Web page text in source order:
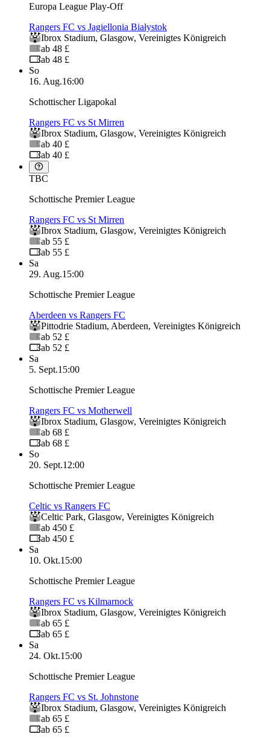
Europa League Play-Off
Rangers FC vs Jagiellonia Białystok
Ibrox Stadium, Glasgow, Vereinigtes Königreich
ab 48 £
ab 48 £
So
16. Aug.16:00
Schottischer Ligapokal
Rangers FC vs St Mirren
Ibrox Stadium, Glasgow, Vereinigtes Königreich
ab 40 £
ab 40 £
TBC
Schottische Premier League
Rangers FC vs St Mirren
Ibrox Stadium, Glasgow, Vereinigtes Königreich
ab 55 £
ab 55 £
Sa
29. Aug.15:00
Schottische Premier League
Aberdeen vs Rangers FC
Pittodrie Stadium, Aberdeen, Vereinigtes Königreich
ab 52 £
ab 52 £
Sa
5. Sept.15:00
Schottische Premier League
Rangers FC vs Motherwell
Ibrox Stadium, Glasgow, Vereinigtes Königreich
ab 68 £
ab 68 £
So
20. Sept.12:00
Schottische Premier League
Celtic vs Rangers FC
Celtic Park, Glasgow, Vereinigtes Königreich
ab 450 £
ab 450 £
Sa
10. Okt.15:00
Schottische Premier League
Rangers FC vs Kilmarnock
Ibrox Stadium, Glasgow, Vereinigtes Königreich
ab 65 £
ab 65 £
Sa
24. Okt.15:00
Schottische Premier League
Rangers FC vs St. Johnstone
Ibrox Stadium, Glasgow, Vereinigtes Königreich
ab 65 £
ab 65 £